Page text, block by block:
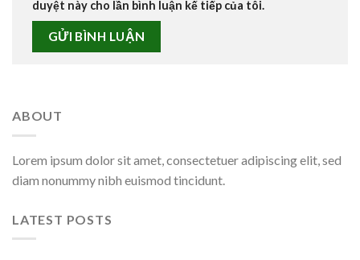
duyệt này cho lần bình luận kế tiếp của tôi.
ABOUT
Lorem ipsum dolor sit amet, consectetuer adipiscing elit, sed
diam nonummy nibh euismod tincidunt.
LATEST POSTS